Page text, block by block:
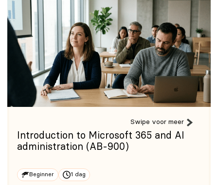
Swipe voor meer
Introduction to Microsoft 365 and AI
administration (AB-900)
Beginner 1 dag